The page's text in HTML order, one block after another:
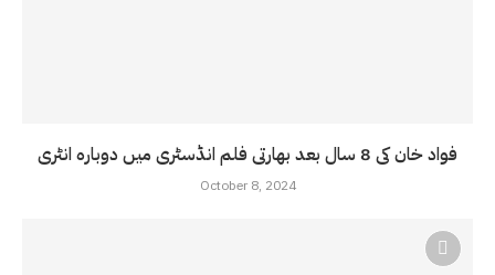
فواد خان کی 8 سال بعد بھارتی فلم انڈسٹری میں دوبارہ انٹری
October 8, 2024